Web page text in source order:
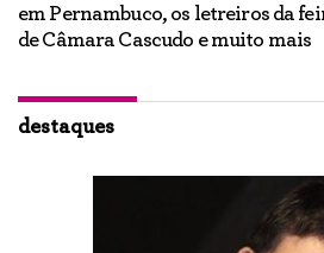
em Pernambuco, os letreiros da
de Câmara Cascudo e muito mais
destaques